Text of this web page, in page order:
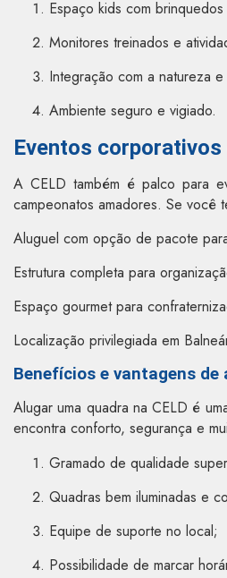
Espaço kids com
Monitores treinados e
Integração com a natureza
Ambiente seguro e vigiado.
Eventos
A CELD também é palco para
campeonatos amadores. Se
Aluguel com opção de pacote
Estrutura completa para
Espaço gourmet para
Localização privilegiada em
Benefícios e vantagens de
Alugar uma quadra na CELD é
encontra conforto, segurança e
Gramado de qualidade
Quadras bem iluminadas e
Equipe de suporte no local;
Possibilidade de marcar